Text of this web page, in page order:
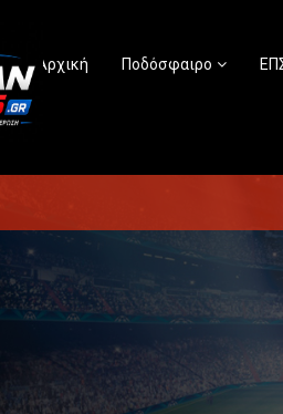
Αρχική Ποδόσφαιρο